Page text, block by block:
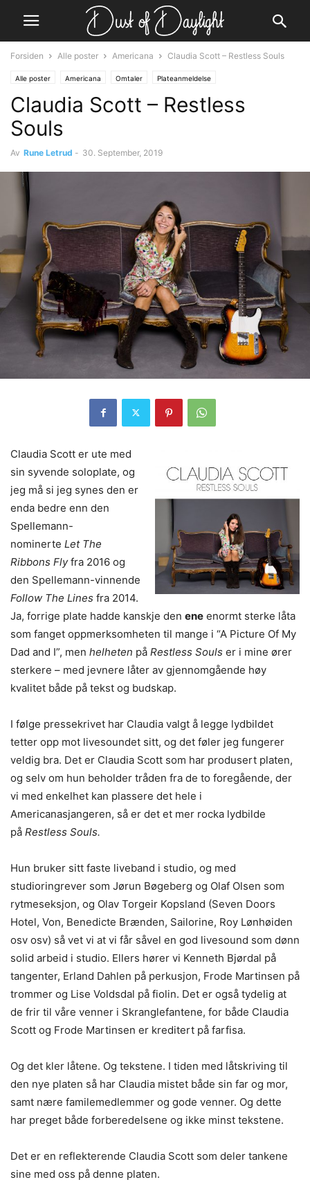
Forsiden Alle poster Americana Claudia Scott – Restless Souls
Alle poster Americana Omtaler Plateanmeldelse
Claudia Scott – Restless
Souls
Av Rune Letrud - 30. September, 2019
Claudia Scott er ute med
sin syvende soloplate, og
jeg må si jeg synes den er
enda bedre enn den
Spellemann-
nominerte Let The
Ribbons Flyfra 2016 og
den Spellemann-vinnende
Follow The Lines fra 2014.
Ja, forrige plate hadde kanskje den ene enormt sterke låta
som fanget oppmerksomheten til mange i “A Picture Of My
Dad and I”, men helheten på Restless Souls er i mine ører
sterkere – med jevnere låter av gjennomgående høy
kvalitet både på tekst og budskap.
I følge pressekrivet har Claudia valgt å legge lydbildet
tetter opp mot livesoundet sitt, og det føler jeg fungerer
veldig bra. Det er Claudia Scott som har produsert platen,
og selv om hun beholder tråden fra de to foregående, der
vi med enkelhet kan plassere det hele i
Americanasjangeren, så er det et mer rocka lydbilde
på Restless Souls.
Hun bruker sitt faste liveband i studio, og med
studioringrever som Jørun Bøgeberg og Olaf Olsen som
rytmeseksjon, og Olav Torgeir Kopsland (Seven Doors
Hotel, Von, Benedicte Brænden, Sailorine, Roy Lønhøiden
osv osv) så vet vi at vi får såvel en god livesound som dønn
solid arbeid i studio. Ellers hører vi Kenneth Bjørdal på
tangenter, Erland Dahlen på perkusjon, Frode Martinsen på
trommer og Lise Voldsdal på fiolin. Det er også tydelig at
de frir til våre venner i Skranglefantene, for både Claudia
Scott og Frode Martinsen er kreditert på farfisa.
Og det kler låtene. Og tekstene. I tiden med låtskriving til
den nye platen så har Claudia mistet både sin far og mor,
samt nære familemedlemmer og gode venner. Og dette
har preget både forberedelsene og ikke minst tekstene.
Det er en reflekterende Claudia Scott som deler tankene
sine med oss på denne platen.